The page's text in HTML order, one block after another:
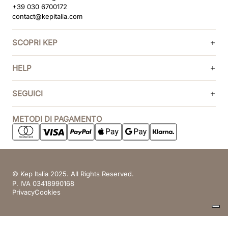
+39 030 6700172
contact@kepitalia.com
SCOPRI KEP
HELP
SEGUICI
METODI DI PAGAMENTO
© Kep Italia 2025. All Rights Reserved.
P. IVA 03418990168
PrivacyCookies